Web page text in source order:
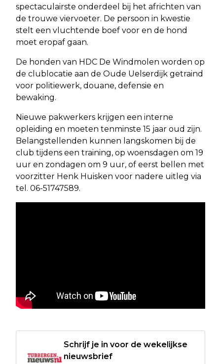
spectaculairste onderdeel bij het africhten van
de trouwe viervoeter. De persoon in kwestie
stelt een vluchtende boef voor en de hond
moet eropaf gaan.
De honden van HDC De Windmolen worden op
de clublocatie aan de Oude Uelserdijk getraind
voor politiewerk, douane, defensie en
bewaking.
Nieuwe pakwerkers krijgen een interne
opleiding en moeten tenminste 15 jaar oud zijn.
Belangstellenden kunnen langskomen bij de
club tijdens een training, op woensdagen om 19
uur en zondagen om 9 uur, of eerst bellen met
voorzitter Henk Huisken voor nadere uitleg via
tel. 06-51747589.
Schrijf je in voor de wekelijkse
nieuwsbrief